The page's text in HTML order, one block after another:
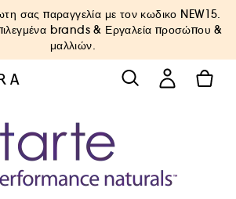
σας παραγγελία με τον κωδικο NEW15.
brands & Εργαλεία προσώπου &
μαλλιών.